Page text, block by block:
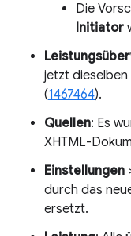
Die
Initiator
jetzt
(1467464).
Quellen: Es
XHTML-
Einstellungen
durch das
ersetzt.